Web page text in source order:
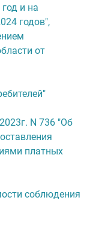
и на
годов",
от
N 736 "Об
платных
соблюдения